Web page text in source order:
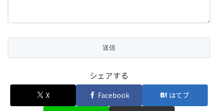
シェアする
X Facebook はてブ